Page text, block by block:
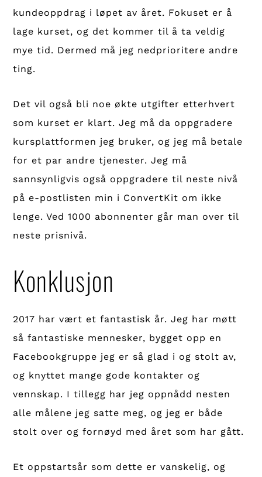
kundeoppdrag i løpet av året. Fokuset er å
lage kurset, og det kommer til å ta veldig
mye tid. Dermed må jeg nedprioritere andre
ting.
Det vil også bli noe økte utgifter etterhvert
som kurset er klart. Jeg må da oppgradere
kursplattformen jeg bruker, og jeg må betale
for et par andre tjenester. Jeg må
sannsynligvis også oppgradere til neste nivå
på e-postlisten min i ConvertKit om ikke
lenge. Ved 1000 abonnenter går man over til
neste prisnivå.
Konklusjon
2017 har vært et fantastisk år. Jeg har møtt
så fantastiske mennesker, bygget opp en
Facebookgruppe jeg er så glad i og stolt av,
og knyttet mange gode kontakter og
vennskap. I tillegg har jeg oppnådd nesten
alle målene jeg satte meg, og jeg er både
stolt over og fornøyd med året som har gått.
Et oppstartsår som dette er vanskelig, og